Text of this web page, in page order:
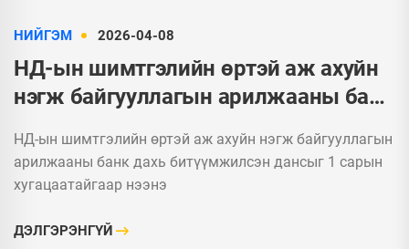
НИЙГЭМ 2026-04-08
НД-ын шимтгэлийн өртэй аж ахуйн
нэгж байгууллагын арилжааны банк
хугацаатайгаар нээнэ
НД-ын шимтгэлийн өртэй аж ахуйн нэгж байгууллагын
арилжааны банк дахь битүүмжилсэн дансыг 1 сарын
хугацаатайгаар нээнэ
ДЭЛГЭРЭНГҮЙ